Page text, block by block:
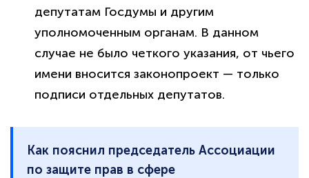
депутатам Госдумы и другим
уполномоченным органам. В данном
случае не было четкого указания, от чьего
имени вносится законопроект — только
подписи отдельных депутатов.
Как пояснил председатель Ассоциации
по защите прав в сфере